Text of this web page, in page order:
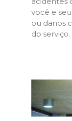
você e
ou danos
do serviço.